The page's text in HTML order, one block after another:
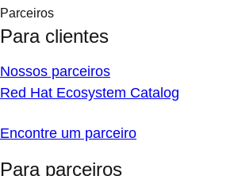
Parceiros
Para clientes
Nossos parceiros
Red Hat Ecosystem Catalog
Encontre um parceiro
Para parceiros